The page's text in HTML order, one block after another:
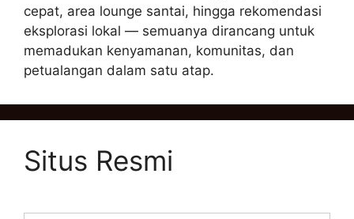
cepat, area lounge santai, hingga rekomendasi
eksplorasi lokal — semuanya dirancang untuk
memadukan kenyamanan, komunitas, dan
petualangan dalam satu atap.
Situs Resmi